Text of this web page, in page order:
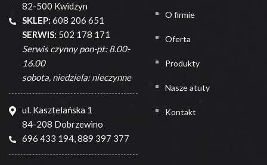
82-500 Kwidzyn
SKLEP: 608 206 651
SERWIS: 502 178 171
Serwis czynny pon-pt: 8.00-
16.00
sobota, niedziela: nieczynne
ul. Kasztelańska 1
84-208 Dobrzewino
696 433 194,889 397 377
O firmie
Oferta
Produkty
Nasze atuty
Kontakt